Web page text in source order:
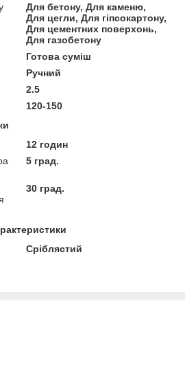
Для бетону, Для каменю,
Для цегли, Для гіпсокартону,
Для цементних поверхонь,
Для газобетону
Готова суміш
Ручний
2.5
120-150
12 годин
5 град.
30 град.
Сріблястий